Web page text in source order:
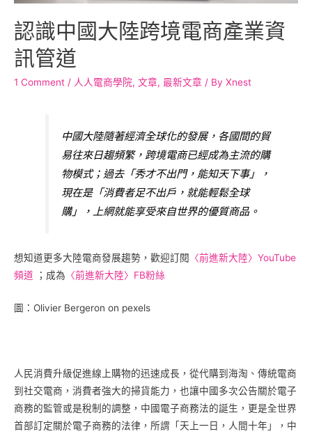
認識中國大陸跨境電商產業資
訊管道
1 Comment / 人人電商學院, 文章, 最新文章 / By Xnest
中國大陸隨著經濟全球化的發展，各國間的貿
易往來日趨頻繁，跨境電商已經成為主流的購
物模式；過去「秀才不出門，能知天下事」，
現在是「消費者足不出戶，就能輕鬆全球
購」，上網就能享受來自世界的優質商品。
想知道更多大陸電商發展趨勢，歡迎訂閱
〈前進新大陸〉YouTube
頻道 ；成為 〈前進新大陸〉FB粉絲
圖：Olivier Bergeron on pexels
人民消費升級促進線上購物的迅速成長，從代購到海淘、傳統電商
到社交電商，消費者強大的掃貨能力，也讓中國多次公告關於電子
商務的監管或是稅制的調整，中國電子商務法的誕生，更是全世界
首部訂定關於電子商務的法律，所謂「天上一日，人間十年」，中